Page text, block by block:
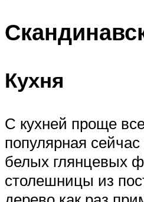
Кухня
С кухней проще
популярная
белых глянцевых
столешницы из